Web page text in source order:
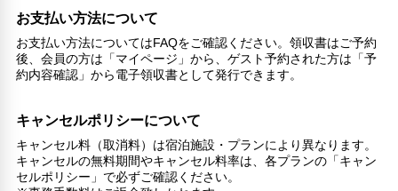
お支払い方法について
お支払い方法についてはFAQをご確認ください。領収書はご予約
後、会員の方は「マイページ」から、ゲスト予約された方は「予
約内容確認」から電子領収書として発行できます。
キャンセルポリシーについて
キャンセル料（取消料）は宿泊施設・プランにより異なります。
キャンセルの無料期間やキャンセル料率は、各プランの「キャン
セルポリシー」で必ずご確認ください。